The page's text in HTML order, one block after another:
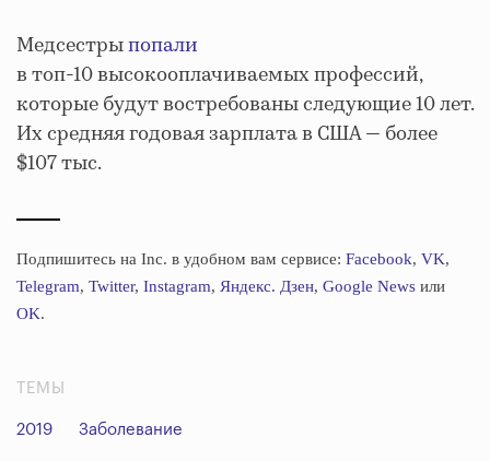
Медсестрыпопали
в топ-10 высокооплачиваемых профессий,
которые будут востребованы следующие 10 лет.
Их средняя годовая зарплата в США — более
$107 тыс.
Подпишитесь на Inc. в удобном вам сервисе: Facebook, VK,
Telegram, Twitter, Instagram, Яндекс. Дзен, Google News или
OK.
ТЕМЫ
2019 Заболевание